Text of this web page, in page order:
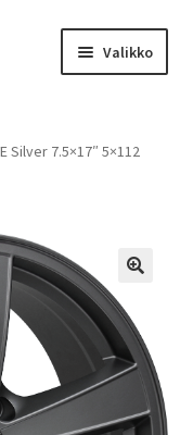
Valikko
Silver 7.5×17″ 5×112